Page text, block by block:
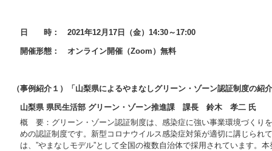
日 時： 2021年12月17日（金）14:30～17:00
開催形態： オンライン開催（Zoom）無料
（事例紹介１）「山梨県によるやまなしグリーン・ゾーン認証制度の紹
山梨県 県民生活部 グリーン・ゾーン推進課 課長 鈴木 孝二 氏
概 要：グリーン・ゾーン認証制度は、感染症に強い事業環境づくり
めの認証制度です。新型コロナウイルス感染症対策が適切に講じられ
は、”やまなしモデル”として全国の複数自治体で採用されています。